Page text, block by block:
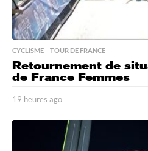
CYCLISME ,TOUR DE FRANCE
Retournement de
de France Femmes
19 heures ago
h
e
u